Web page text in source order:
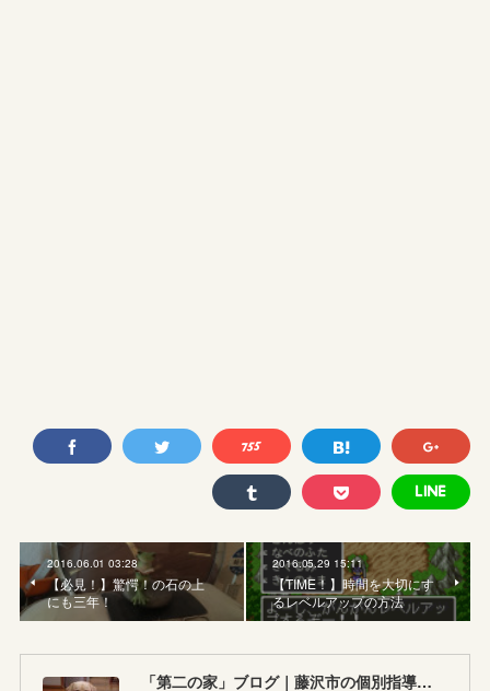
2016.06.01 03:28
【必見！】驚愕！の石の上
にも三年！
2016.05.29 15:11
【TIME！】時間を大切にす
るレベルアップの方法
「第二の家」ブログ｜藤沢市の個別指導塾のお話